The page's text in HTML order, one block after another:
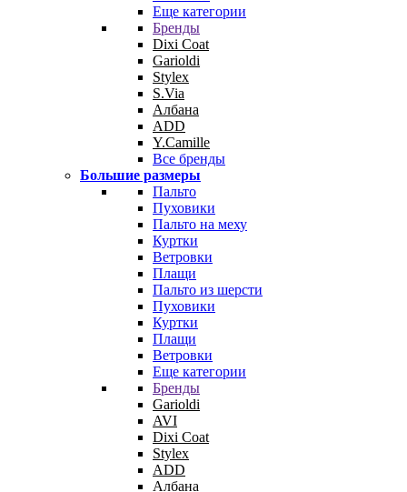
Еще категории
Бренды
Dixi Coat
Garioldi
Stylex
S.Via
Албана
ADD
Y.Camille
Все бренды
Большие размеры
Пальто
Пуховики
Пальто на меху
Куртки
Ветровки
Плащи
Пальто из шерсти
Пуховики
Куртки
Плащи
Ветровки
Еще категории
Бренды
Garioldi
AVI
Dixi Coat
Stylex
ADD
Албана